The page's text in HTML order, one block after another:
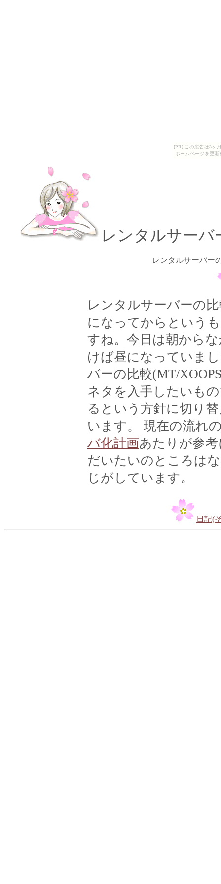
[PR] この広告は3ヶ
ホームページを更
レンタルサーバ
レンタルサーバー
レンタルサーバーの
になってからという
すね。今日は朝から
けば昼になっていま
バーの比較(MT/
ネタを入手したいも
るという方針に切り
います。 現在の流れ
バ化計画あたりが参
だいたいのところは
じがしています。
日記(